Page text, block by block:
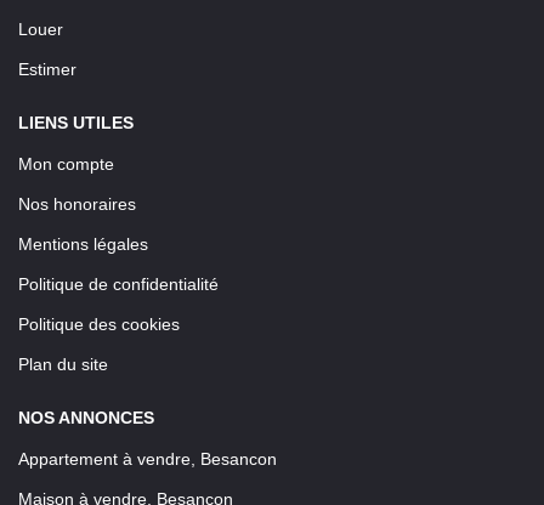
Louer
Estimer
LIENS UTILES
Mon compte
Nos honoraires
Mentions légales
Politique de confidentialité
Politique des cookies
Plan du site
NOS ANNONCES
Appartement à vendre, Besancon
Maison à vendre, Besancon